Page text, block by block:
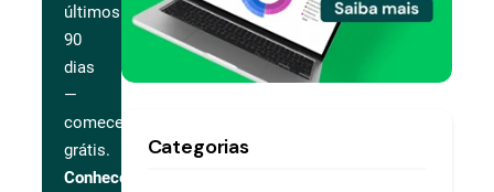
últimos
90
dias
—
comece
grátis.
Conhecer
Categorias